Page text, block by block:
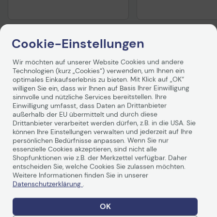
Produktbeschreibung
Technische Daten
Allgemein
Cookie-Einstellungen
Wir möchten auf unserer Website Cookies und andere
Technologien (kurz „Cookies“) verwenden, um Ihnen ein
optimales Einkaufserlebnis zu bieten. Mit Klick auf „OK“
willigen Sie ein, dass wir Ihnen auf Basis Ihrer Einwilligung
sinnvolle und nützliche Services bereitstellen. Ihre
Einwilligung umfasst, dass Daten an Drittanbieter
außerhalb der EU übermittelt und durch diese
Drittanbieter verarbeitet werden dürfen, z.B. in die USA. Sie
können Ihre Einstellungen verwalten und jederzeit auf Ihre
persönlichen Bedürfnisse anpassen. Wenn Sie nur
essenzielle Cookies akzeptieren, sind nicht alle
Shopfunktionen wie z.B. der Merkzettel verfügbar. Daher
entscheiden Sie, welche Cookies Sie zulassen möchten.
Weitere Informationen finden Sie in unserer
Datenschutzerklärung .
OK